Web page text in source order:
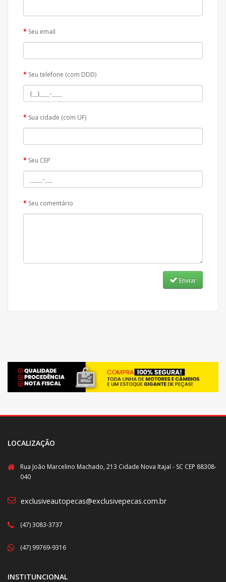
Seu email
Seu telefone (com DDD)
Sua cidade (com UF)
Seu CEP
Seu comentário
Enviar
LOCALIZAÇÃO
Rua João Marcelino Machado, 213 Cidade Nova Itajaí - SC CEP 88308-
040
exclusiveautopecas@exclusivepecas.com.br
(47) 3083-3737
(47) 99769-9316
INSTITUNCIONAL